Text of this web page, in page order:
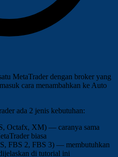
MetaTrader dengan broker yang
cara menambahkan ke Auto
ada 2 jenis kebutuhan:
Octafx, XM) — caranya sama
biasa
FBS 2, FBS 3) — membutuhkan
di tutorial ini